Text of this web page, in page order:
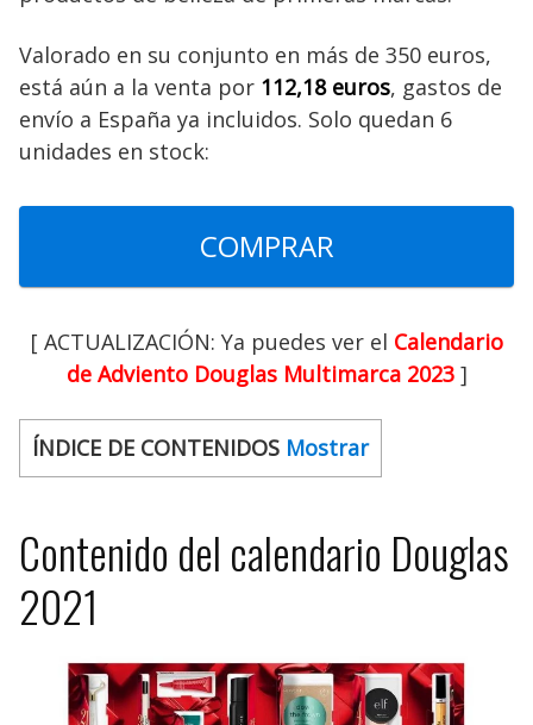
Valorado en su conjunto en más de 350 euros,
está aún a la venta por 112,18 euros, gastos de
envío a España ya incluidos. Solo quedan 6
unidades en stock:
COMPRAR
[ ACTUALIZACIÓN: Ya puedes ver el Calendario
de Adviento Douglas Multimarca 2023]
ÍNDICE DE CONTENIDOS Mostrar
Contenido del calendario Douglas
2021